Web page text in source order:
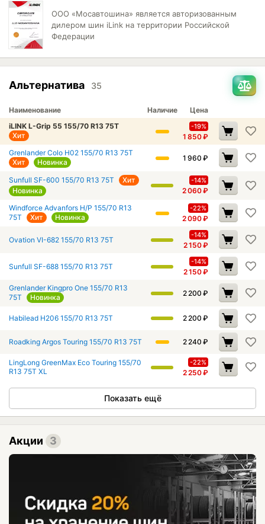
ООО «Мосавтошина» является авторизованным
дилером шин iLink на территории Российской
Федерации
Альтернатива 35
Наименование Наличие
Цена
iLINK L-Grip 55 155/70 R13 75T
Хит
-19%
1 850₽
Grenlander Colo H02 155/70 R13 75T
Хит
Новинка 1 960 ₽
Sunfull SF-600 155/70 R13 75T
Хит
Новинка
-14%
2 060₽
Windforce Advanfors H/P 155/70 R13
75T
Хит Новинка
-22%
2 090₽
Ovation VI-682 155/70 R13 75T
-14%
2 150₽
Sunfull SF-688 155/70 R13 75T
-14%
2 150₽
Grenlander Kingpro One 155/70 R13
75T
Новинка 2 200 ₽
Habilead H206 155/70 R13 75T 2 200 ₽
Roadking Argos Touring 155/70 R13 75T 2 240 ₽
LingLong GreenMax Eco Touring 155/70
R13 75T XL
-22%
2 250₽
Показать ещё
Акции 3